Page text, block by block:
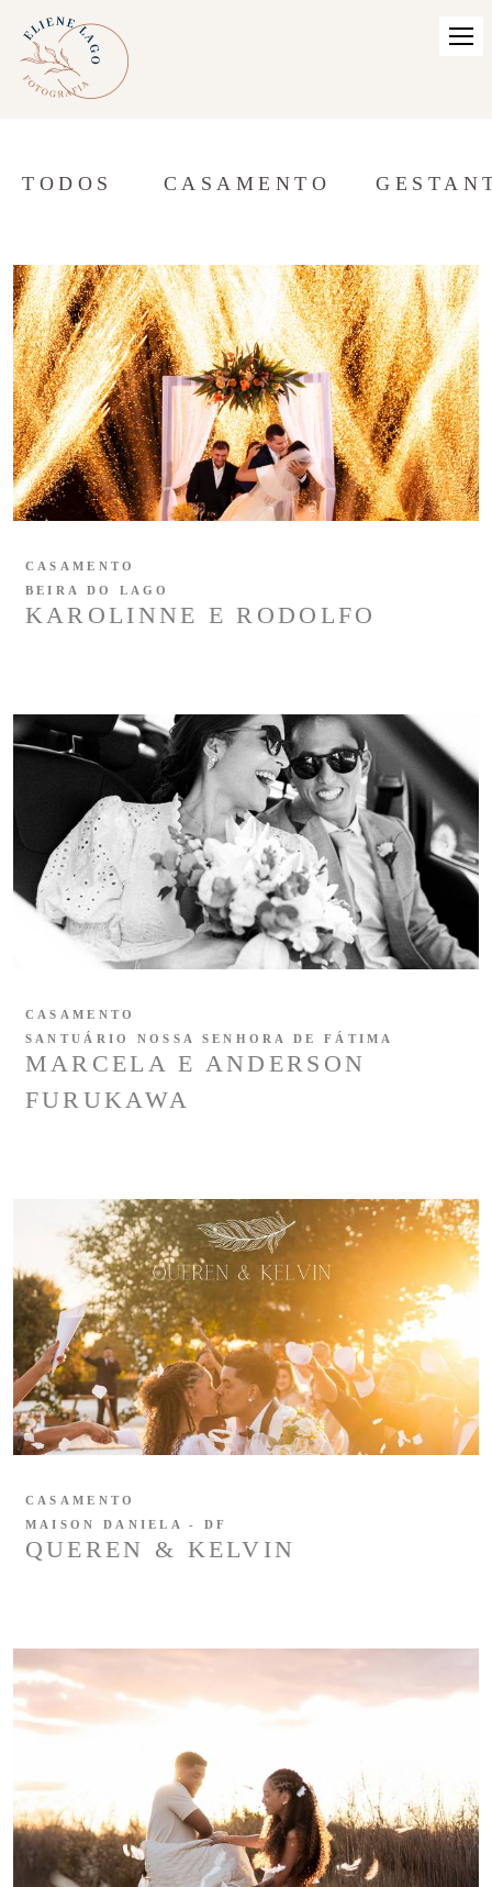
TODOS CASAMENTO
KAROLINNE E RODOLFO
CASAMENTO
BEIRA DO LAGO
MARCELA E ANDERSON
FURUKAWA
CASAMENTO
SANTUÁRIO NOSSA SENHORA DE FÁTIMA
QUEREN & KELVIN
CASAMENTO
MAISON DANIELA - DF